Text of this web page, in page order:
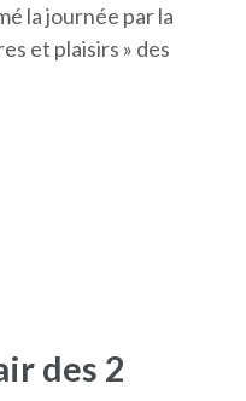
la journée par la
et plaisirs » des
des 2